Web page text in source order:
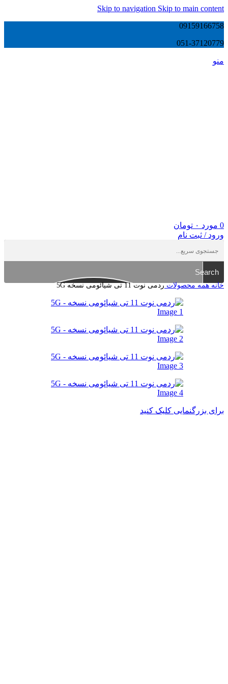
Skip to navigation Skip to main content
09159166758
051-37120779
منو
0 مورد ۰ تومان
ورود / ثبت نام
Search
خانههمه محصولاتردمی نوت 11 تی شیائومی نسخه 5G
برای بزرگنمایی کلیک کنید